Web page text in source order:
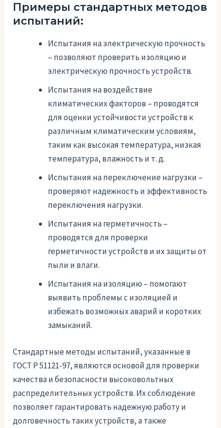
Примеры стандартных методов
испытаний:
Испытания на электрическую прочность
– позволяют проверить изоляцию и
электрическую прочность устройств.
Испытания на воздействие
климатических факторов – проводятся
для оценки устойчивости устройств к
различным климатическим условиям,
таким как высокая температура, низкая
температура, влажность и т. д.
Испытания на переключение нагрузки –
проверяют надежность и эффективность
переключения нагрузки.
Испытания на герметичность –
проводятся для проверки
герметичности устройств и их защиты от
пыли и влаги.
Испытания на изоляцию – помогают
выявить проблемы с изоляцией и
избежать возможных аварий и коротких
замыканий.
Стандартные методы испытаний, указанные в
ГОСТ Р 51121-97, являются основой для проверки
качества и безопасности высоковольтных
распределительных устройств. Их соблюдение
позволяет гарантировать надежную работу и
долговечность таких устройств, а также